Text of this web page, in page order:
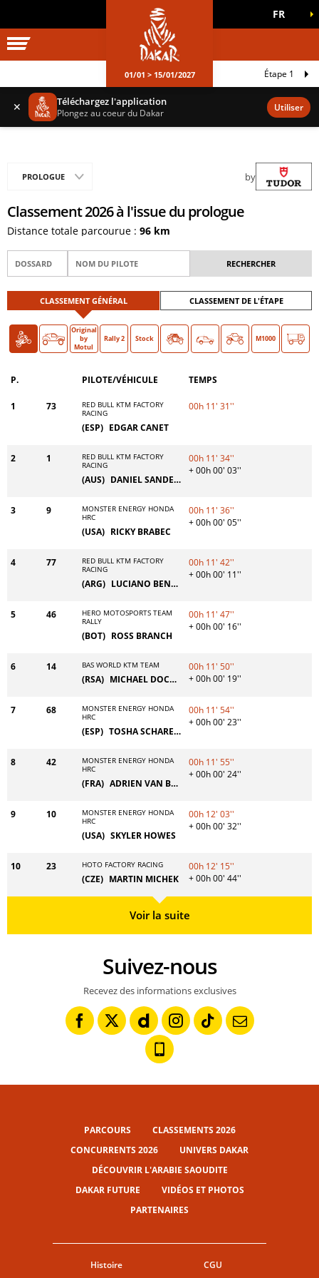
DAKAR
OFFICIELS FR
01/01 > 15/01/2027 Étape 1
✕ Téléchargez l'application
Plongez au coeur du Dakar Utiliser
Classement 2026 à l'issue du prologue
Distance totale parcourue : 96 km
by
PROLOGUE
CLASSEMENT GÉNÉRAL CLASSEMENT DE L'ÉTAPE
Moto Auto
Original
by
Motul
O > Rally 2 Stock Classic M1000
P. PILOTE/VÉHICULE TEMPS
1 73
RED BULL KTM FACTORY
RACING
(ESP) EDGAR CANET
00h 11' 31''
2 1
RED BULL KTM FACTORY
RACING
(AUS) DANIEL SANDERS
00h 11' 34''
+ 00h 00' 03''
3 9
MONSTER ENERGY HONDA
HRC
(USA) RICKY BRABEC
00h 11' 36''
+ 00h 00' 05''
4 77
RED BULL KTM FACTORY
RACING
(ARG) LUCIANO BENAVIDES
00h 11' 42''
+ 00h 00' 11''
5 46
HERO MOTOSPORTS TEAM
RALLY
(BOT) ROSS BRANCH
00h 11' 47''
+ 00h 00' 16''
6 14 BAS WORLD KTM TEAM
(RSA) MICHAEL DOCHERTY
00h 11' 50''
+ 00h 00' 19''
7 68
MONSTER ENERGY HONDA
HRC
(ESP) TOSHA SCHAREINA
00h 11' 54''
+ 00h 00' 23''
8 42
MONSTER ENERGY HONDA
HRC
(FRA) ADRIEN VAN BEVEREN
00h 11' 55''
+ 00h 00' 24''
9 10
MONSTER ENERGY HONDA
HRC
(USA) SKYLER HOWES
00h 12' 03''
+ 00h 00' 32''
10 23 HOTO FACTORY RACING
(CZE) MARTIN MICHEK
00h 12' 15''
+ 00h 00' 44''
Voir la suite
Suivez-nous
Recevez des informations exclusives
PARCOURS
CLASSEMENTS 2026
CONCURRENTS 2026
UNIVERS DAKAR
DÉCOUVRIR L'ARABIE SAOUDITE
DAKAR FUTURE
VIDÉOS ET PHOTOS
PARTENAIRES
Histoire CGU